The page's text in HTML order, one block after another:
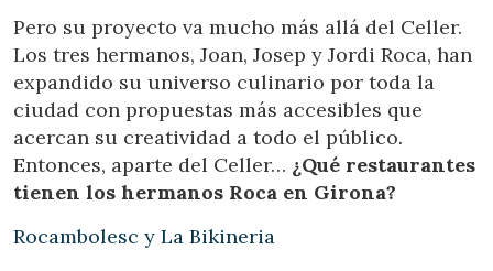
Pero su proyecto va mucho más allá del Celler.
Los tres hermanos, Joan, Josep y Jordi Roca, han
expandido su universo culinario por toda la
ciudad con propuestas más accesibles que
acercan su creatividad a todo el público.
Entonces, aparte del Celler… ¿Qué restaurantes
tienen los hermanos Roca en Girona?
Rocambolesc y La Bikineria